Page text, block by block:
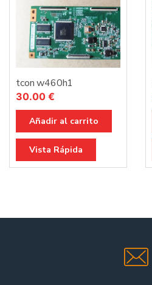
tcon w460h1
30.00 €
Añadir al carrito
Vista Rápida